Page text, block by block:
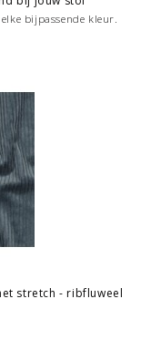
bijpassende kleur.
stretch - ribfluweel